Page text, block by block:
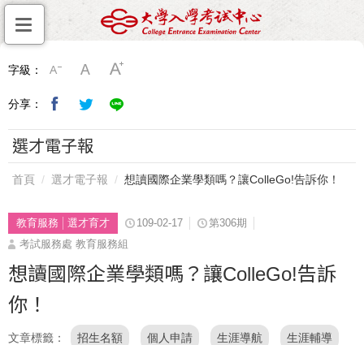
字級：
分享：
選才電子報
首頁 選才電子報 想讀國際企業學類嗎？讓ColleGo!告訴你！
教育服務 選才育才 109-02-17
第306期
考試服務處 教育服務組
想讀國際企業學類嗎？讓ColleGo!告訴
你！
文章標籤 招生名額 個人申請 生涯導航
生涯輔導